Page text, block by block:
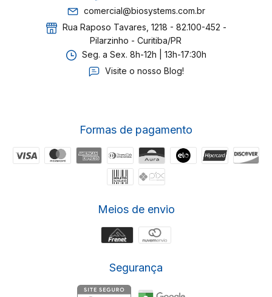
comercial@biosystems.com.br
Rua Raposo Tavares, 1218 - 82.100-452 -
Pilarzinho - Curitiba/PR
Seg. a Sex. 8h-12h | 13h-17:30h
Visite o nosso Blog!
Formas de pagamento
Meios de envio
Segurança